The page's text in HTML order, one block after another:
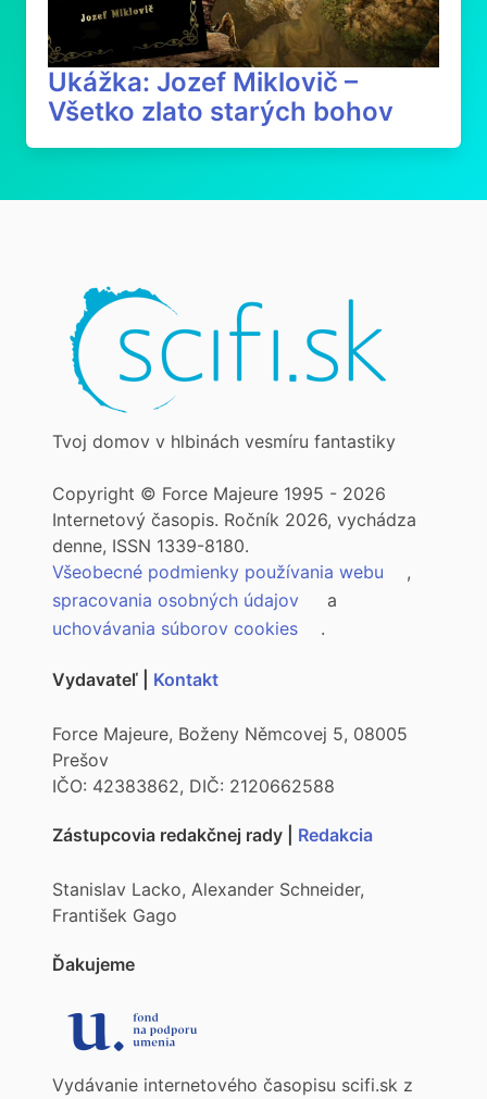
Ukážka: Jozef Miklovič –
Všetko zlato starých bohov
Tvoj domov v hlbinách vesmíru fantastiky
Copyright © Force Majeure 1995 - 2026
Internetový časopis. Ročník 2026, vychádza
denne, ISSN 1339-8180.
Všeobecné podmienky používania webu
,
spracovania osobných údajov
a
uchovávania súborov cookies
.
Vydavateľ | Kontakt
Force Majeure, Boženy Němcovej 5, 08005
Prešov
IČO: 42383862, DIČ: 2120662588
Zástupcovia redakčnej rady | Redakcia
Stanislav Lacko, Alexander Schneider,
František Gago
Ďakujeme
Vydávanie internetového časopisu scifi.sk z